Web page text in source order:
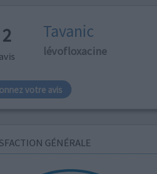
2
avis
Tavanic
lévofloxacine
votre avis
GÉNÉRALE